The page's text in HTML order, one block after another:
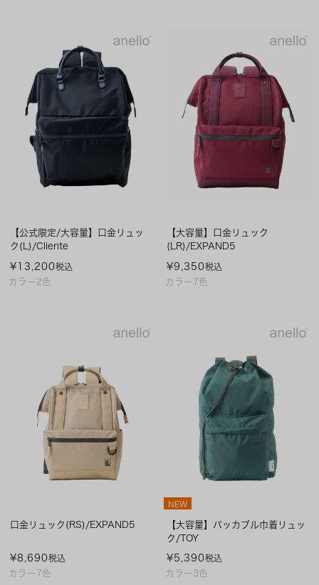
カラー2色
【公式限定/大容量】口金リュッ
ク(L)/Cliente
¥ 13,200税込
カラー7色
【大容量】口金リュック
(LR)/EXPAND5
¥9,350税込
カラー7色
口金リュック(RS)/EXPAND5
¥8,690税込
カラー3色
NEW
【大容量】パッカブル巾着リュッ
ク/TOY
¥5,390税込